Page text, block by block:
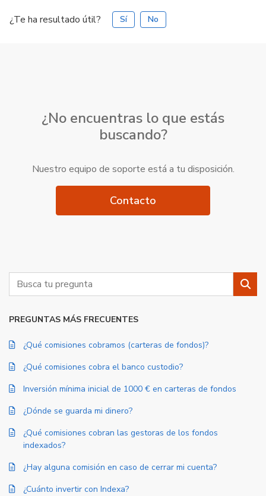
¿Te ha resultado útil? Sí No
¿No encuentras lo que estás
buscando?
Nuestro equipo de soporte está a tu disposición.
Contacto
Buscar
PREGUNTAS MÁS FRECUENTES
¿Qué comisiones cobramos (carteras de fondos)?
¿Qué comisiones cobra el banco custodio?
Inversión mínima inicial de 1000 € en carteras de fondos
¿Dónde se guarda mi dinero?
¿Qué comisiones cobran las gestoras de los fondos
indexados?
¿Hay alguna comisión en caso de cerrar mi cuenta?
¿Cuánto invertir con Indexa?